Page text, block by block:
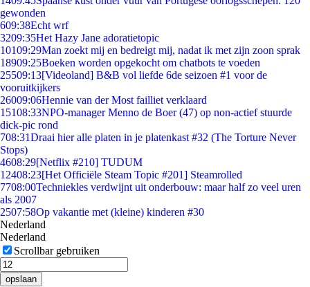
gewonden
609:38Echt wrf
3209:35Het Hazy Jane adoratietopic
10109:29Man zoekt mij en bedreigt mij, nadat ik met zijn zoon sprak
18909:25Boeken worden opgekocht om chatbots te voeden
25509:13[Videoland] B&B vol liefde 6de seizoen #1 voor de
vooruitkijkers
26009:06Hennie van der Most failliet verklaard
15108:33NPO-manager Menno de Boer (47) op non-actief stuurde
dick-pic rond
708:31Draai hier alle platen in je platenkast #32 (The Torture Never
Stops)
4608:29[Netflix #210] TUDUM
12408:23[Het Officiële Steam Topic #201] Steamrolled
7708:00Techniekles verdwijnt uit onderbouw: maar half zo veel uren
als 2007
2507:58Op vakantie met (kleine) kinderen #30
Nederland
Nederland
Scrollbar gebruiken
opslaan